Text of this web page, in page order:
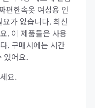
편한속옷 여성용 인
가 없습니다. 최신
. 이 제품들은 사용
. 구매시에는 시간
있어요.
요.